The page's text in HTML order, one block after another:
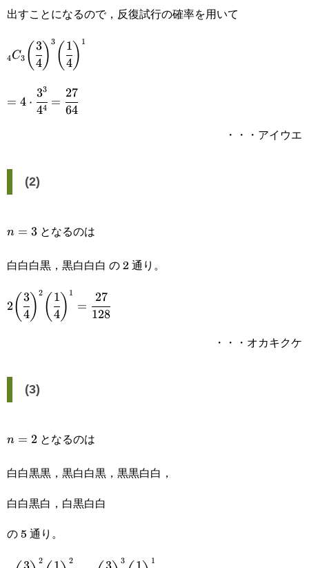
出すことになるので，反復試行の確率を用いて
_4C_3\bigg(\cfrac{3}
{4}\bigg)^3\bigg(\cfrac{1}
{4}\bigg)^1
4C3 ( 4
3 ) 3 ( 4
1 ) 1
=4\cdot\cfrac{3^3}
{4^4}=\cfrac{27}
= 4 ⋅
44
33
=
64
27
・・・アイウエ
(2)
n=3
n = 3となるのは
白白白黒，黒白白白 の 2 通り。
2\bigg(\cfrac{3}
{4}\bigg)^2\bigg(\cfrac{1}
2( 4
3 ) 2 ( 4
1 ) 1
=
128
27
・・・オカキクケ
(3)
n=2
n = 2 となるのは
白白黒黒，黒白白黒，黒黒白白，
白白黒白，白黒白白
の 5 通り。
2 2 3 1